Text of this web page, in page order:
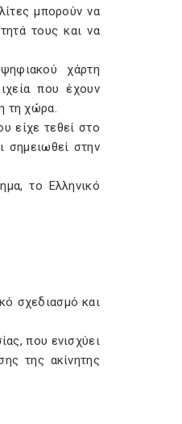
μπορούν να
τους και να
χάρτη
που έχουν
τη χώρα.
είχε τεθεί στο
σημειωθεί στην
το Ελληνικό
σχεδιασμό και
που ενισχύει
της ακίνητης